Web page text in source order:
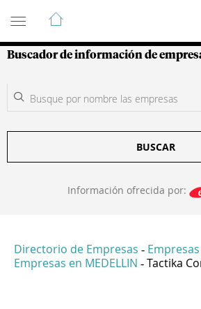
Guía de Empresas
Buscador de información de
BUSCAR
Información ofrecida por:
Directorio de Empresas -
Empresas en MEDELLIN - Tactika